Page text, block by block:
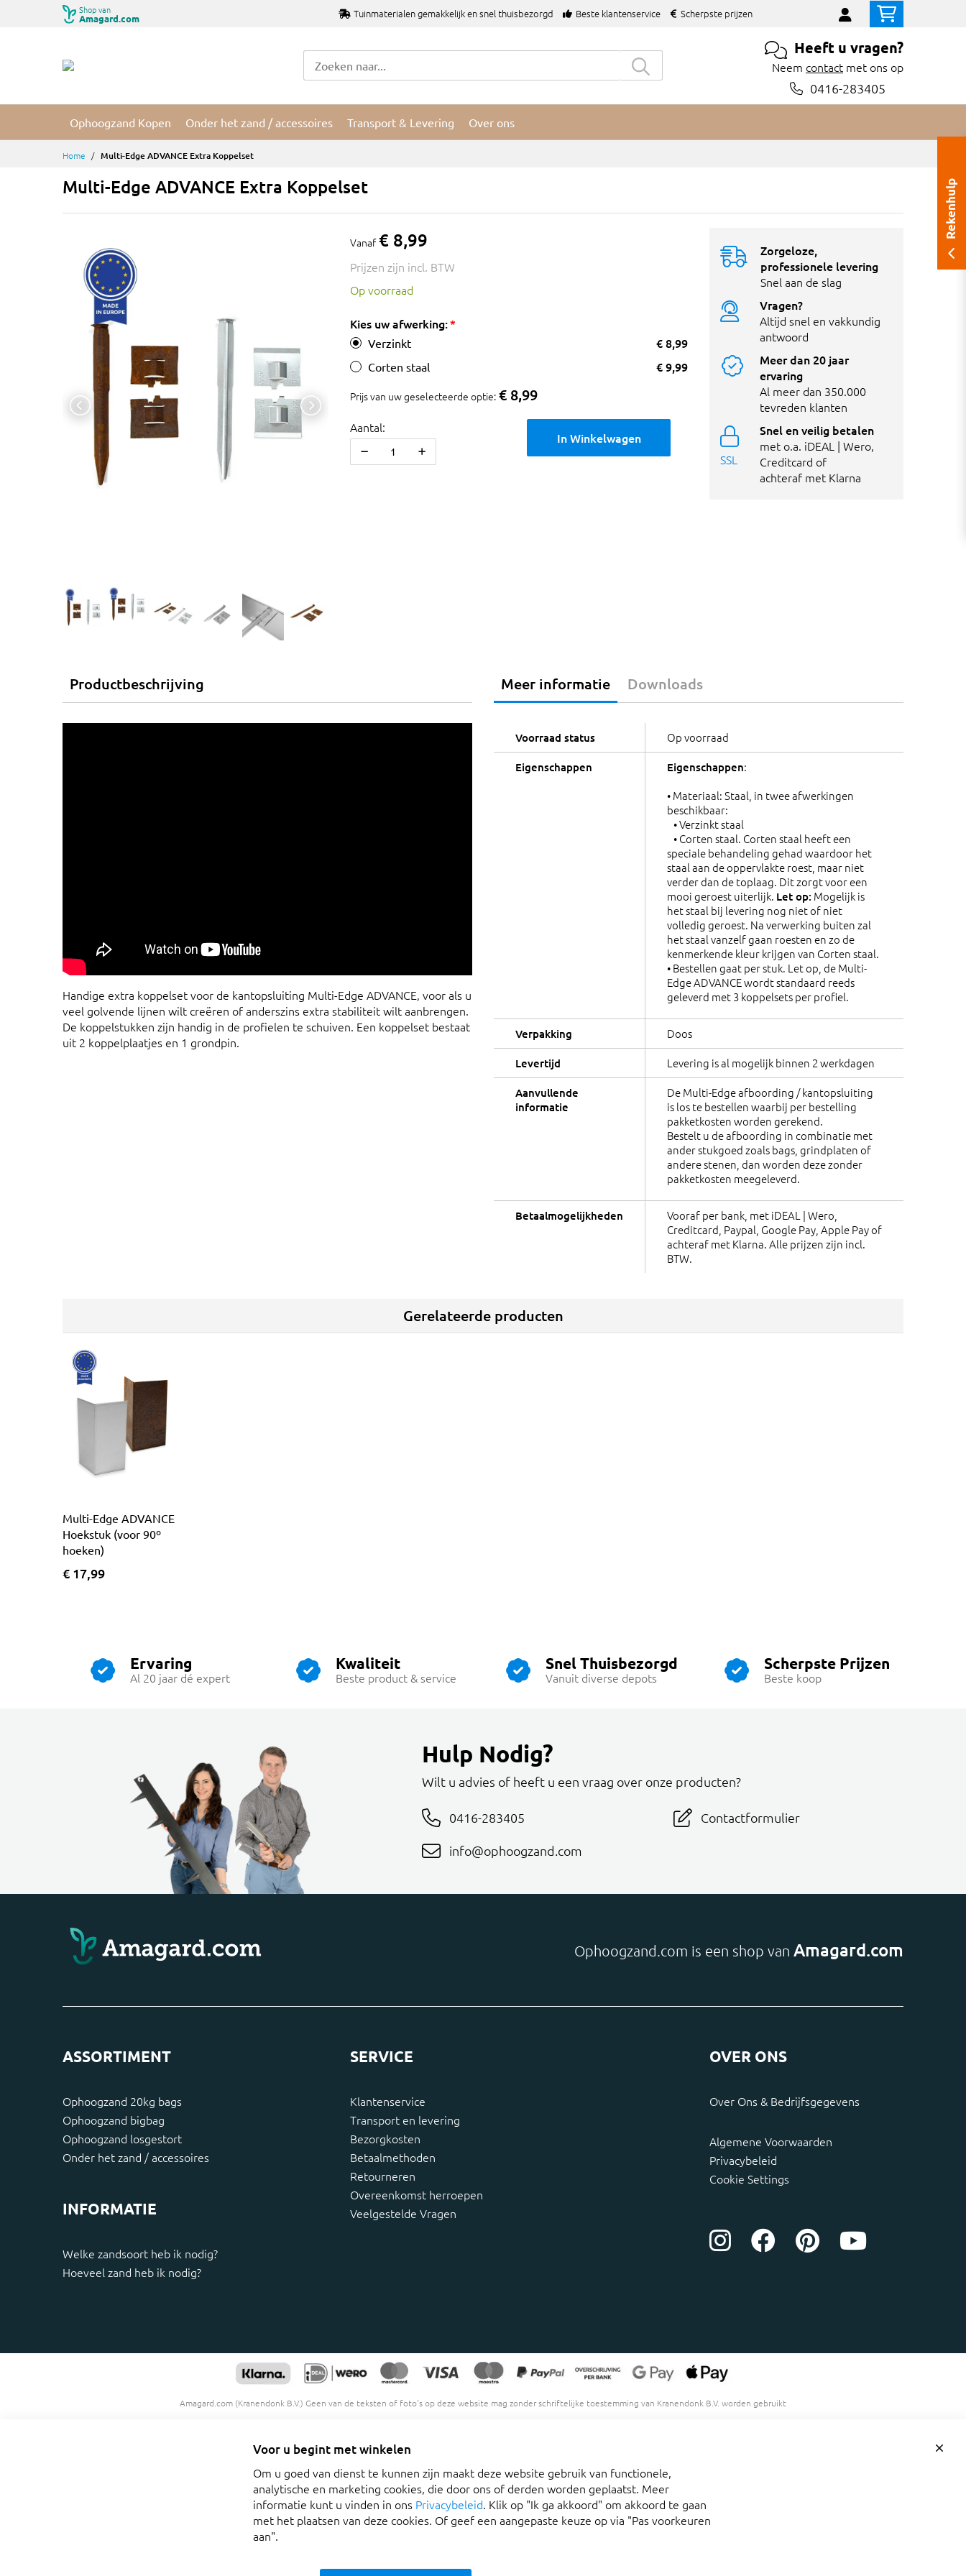
Shop van
Amagard.com Tuinmaterialen gemakkelijk en snel thuisbezorgd Beste klantenservice Scherpste prijzen
Heeft u vragen?
Neem contact met ons op
0416-283405
Ophoogzand Kopen Onder het zand / accessoires Transport & Levering Over ons
Home Multi-Edge ADVANCE Extra Koppelset
Multi-Edge ADVANCE Extra Koppelset
Vanaf € 8,99
Prijzen zijn incl. BTW
Op voorraad
Kies uw afwerking:
Verzinkt € 8,99
Corten staal € 9,99
Prijs van uw geselecteerde optie: € 8,99
Aantal:
In Winkelwagen
Zorgeloze,
professionele levering
Snel aan de slag
Vragen?
Altijd snel en vakkundig
antwoord
Meer dan 20 jaar
ervaring
Al meer dan 350.000
tevreden klanten
SSL
Snel en veilig betalen
met o.a. iDEAL | Wero,
Creditcard of
achteraf met Klarna
Productbeschrijving
Handige extra koppelset voor de kantopsluiting Multi-Edge ADVANCE, voor als u
veel golvende lijnen wilt creëren of anderszins extra stabiliteit wilt aanbrengen.
De koppelstukken zijn handig in de profielen te schuiven. Een koppelset bestaat
uit 2 koppelplaatjes en 1 grondpin.
Meer informatie
Voorraad status Op voorraad
Eigenschappen Eigenschappen:
• Materiaal: Staal, in twee afwerkingen
beschikbaar:
• Verzinkt staal
• Corten staal. Corten staal heeft een
speciale behandeling gehad waardoor het
staal aan de oppervlakte roest, maar niet
verder dan de toplaag. Dit zorgt voor een
mooi geroest uiterlijk. Let op: Mogelijk is
het staal bij levering nog niet of niet
volledig geroest. Na verwerking buiten zal
het staal vanzelf gaan roesten en zo de
kenmerkende kleur krijgen van Corten staal.
• Bestellen gaat per stuk. Let op, de Multi-
Edge ADVANCE wordt standaard reeds
geleverd met 3 koppelsets per profiel.
Verpakking Doos
Levertijd Levering is al mogelijk binnen 2 werkdagen
Aanvullende
informatie
De Multi-Edge afboording / kantopsluiting
is los te bestellen waarbij per bestelling
pakketkosten worden gerekend.
Bestelt u de afboording in combinatie met
ander stukgoed zoals bags, grindplaten of
andere stenen, dan worden deze zonder
pakketkosten meegeleverd.
Betaalmogelijkheden
Vooraf per bank, met iDEAL | Wero,
Creditcard, Paypal, Google Pay, Apple Pay of
achteraf met Klarna. Alle prijzen zijn incl.
BTW.
Downloads
Gerelateerde producten
Multi-Edge ADVANCE
Hoekstuk (voor 90º
hoeken)
€ 17,99
Ervaring
Al 20 jaar dé expert
Kwaliteit
Beste product & service
Snel Thuisbezorgd
Vanuit diverse depots
Scherpste Prijzen
Beste koop
Hulp Nodig?
Wilt u advies of heeft u een vraag over onze producten?
0416-283405
info@ophoogzand.com
Contactformulier
Ophoogzand.com is een shop van Amagard.com
ASSORTIMENT
Ophoogzand 20kg bags
Ophoogzand bigbag
Ophoogzand losgestort
Onder het zand / accessoires
INFORMATIE
Welke zandsoort heb ik nodig?
Hoeveel zand heb ik nodig?
SERVICE
Klantenservice
Transport en levering
Bezorgkosten
Betaalmethoden
Retourneren
Overeenkomst herroepen
Veelgestelde Vragen
OVER ONS
Over Ons & Bedrijfsgegevens
Algemene Voorwaarden
Privacybeleid
Cookie Settings
Amagard.com (Kranendonk B.V.) Geen van de teksten of foto's op deze website mag zonder schriftelijke toestemming van Kranendonk B.V. worden gebruikt
Rekenhulp
Voor u begint met winkelen
Om u goed van dienst te kunnen zijn maakt deze website gebruik van functionele,
analytische en marketing cookies, die door ons of derden worden geplaatst. Meer
informatie kunt u vinden in ons Privacybeleid. Klik op "Ik ga akkoord" om akkoord te gaan
met het plaatsen van deze cookies. Of geef een aangepaste keuze op via "Pas voorkeuren
aan".